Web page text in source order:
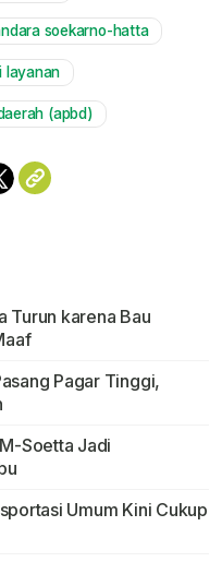
soekarno-hatta
layanan
(apbd)
Turun karena Bau
Pagar Tinggi,
Soetta Jadi
Umum Kini Cukup